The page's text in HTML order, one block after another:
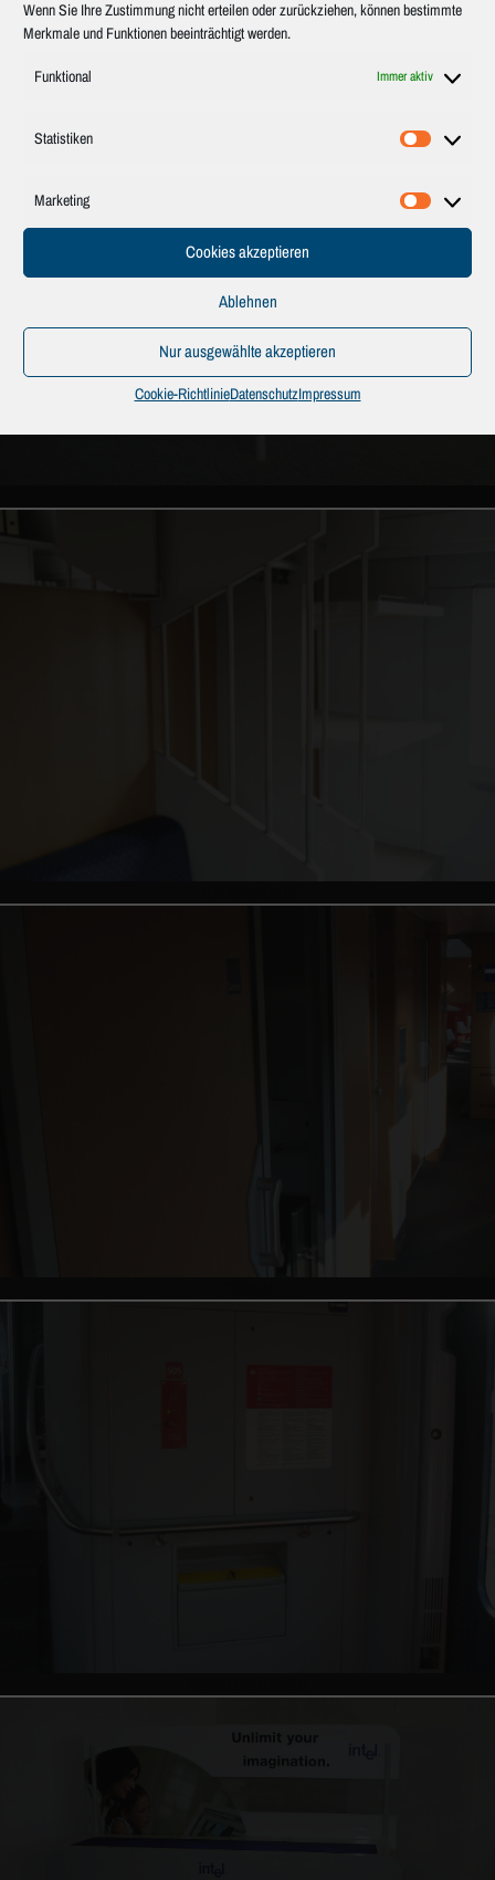
Wenn Sie Ihre Zustimmung nicht erteilen oder zurückziehen, können bestimmte
Merkmale und Funktionen beeinträchtigt werden.
Funktional Immer aktiv
Statistiken
Marketing
Marketing
Cookies akzeptieren
Ablehnen
Nur ausgewählte akzeptieren
Cookie-RichtlinieDatenschutzImpressum